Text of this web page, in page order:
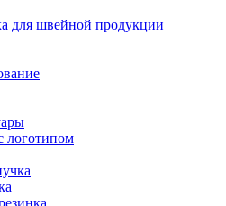
для швейной продукции
логотипом